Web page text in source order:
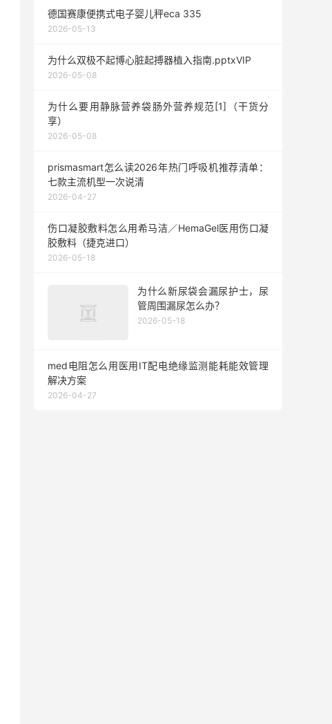
德国赛康便携式电子婴儿秤eca 335
2026-05-13
为什么双极不起博心脏起搏器植入指南.pptxVIP
2026-05-08
为什么要用静脉营养袋肠外营养规范[1]（干货分
享）
2026-05-08
prismasmart怎么读2026年热门呼吸机推荐清单：
七款主流机型一次说清
2026-04-27
伤口凝胶敷料怎么用希马洁／HemaGel医用伤口凝
胶敷料（捷克进口）
2026-05-18
为什么新尿袋会漏尿护士，尿
管周围漏尿怎么办？
2026-05-18
med电阻怎么用医用IT配电绝缘监测能耗能效管理
解决方案
2026-04-27